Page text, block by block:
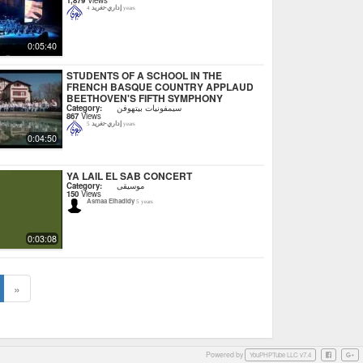
0:05:40
إداري-تغريد 4 years
0:04:50
STUDENTS OF A SCHOOL IN THE
FRENCH BASQUE COUNTRY APPLAUD
BEETHOVEN'S FIFTH SYMPHONY
Category: سيمفونيات بيتهوفن
867Views
إداري-تغريد 5 years
0:03:08
YA LAIL EL SAB CONCERT
Category: موسيقى
150 Views
Asmaa Elhadidy 5 years
»
Powered by YouPHPTube LLC v7.4 Facebook